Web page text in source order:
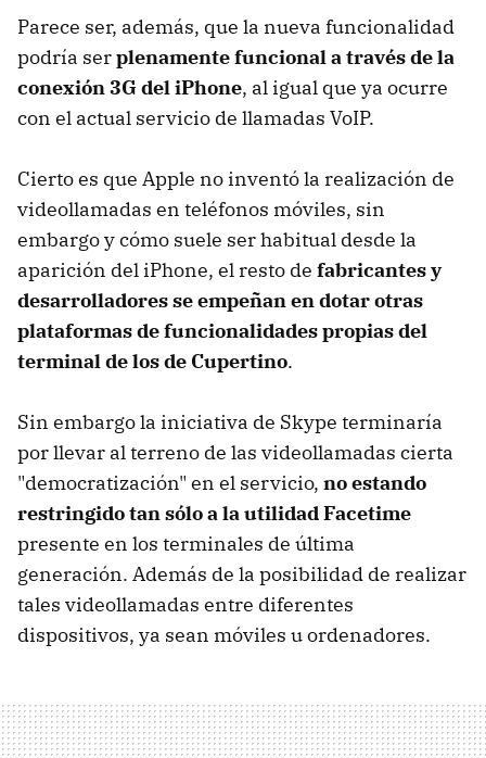
Parece ser, además, que la nueva funcionalidad
podría serplenamente funcional a través de la
conexión 3G del iPhone, al igual que ya ocurre
con el actual servicio de llamadas VoIP.
Cierto es que Apple no inventó la realización de
videollamadas en teléfonos móviles, sin
embargo y cómo suele ser habitual desde la
aparición del iPhone, el resto de fabricantes y
desarrolladores se empeñan en dotar otras
plataformas de funcionalidades propias del
terminal de los de Cupertino.
Sin embargo la iniciativa de Skype terminaría
por llevar al terreno de las videollamadas cierta
"democratización" en el servicio, no estando
restringido tan sólo a la utilidad Facetime
presente en los terminales de última
generación. Además de la posibilidad de realizar
tales videollamadas entre diferentes
dispositivos, ya sean móviles u ordenadores.